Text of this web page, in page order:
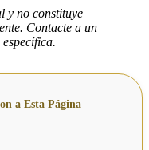
y no constituye
Contacte a un
a Esta Página